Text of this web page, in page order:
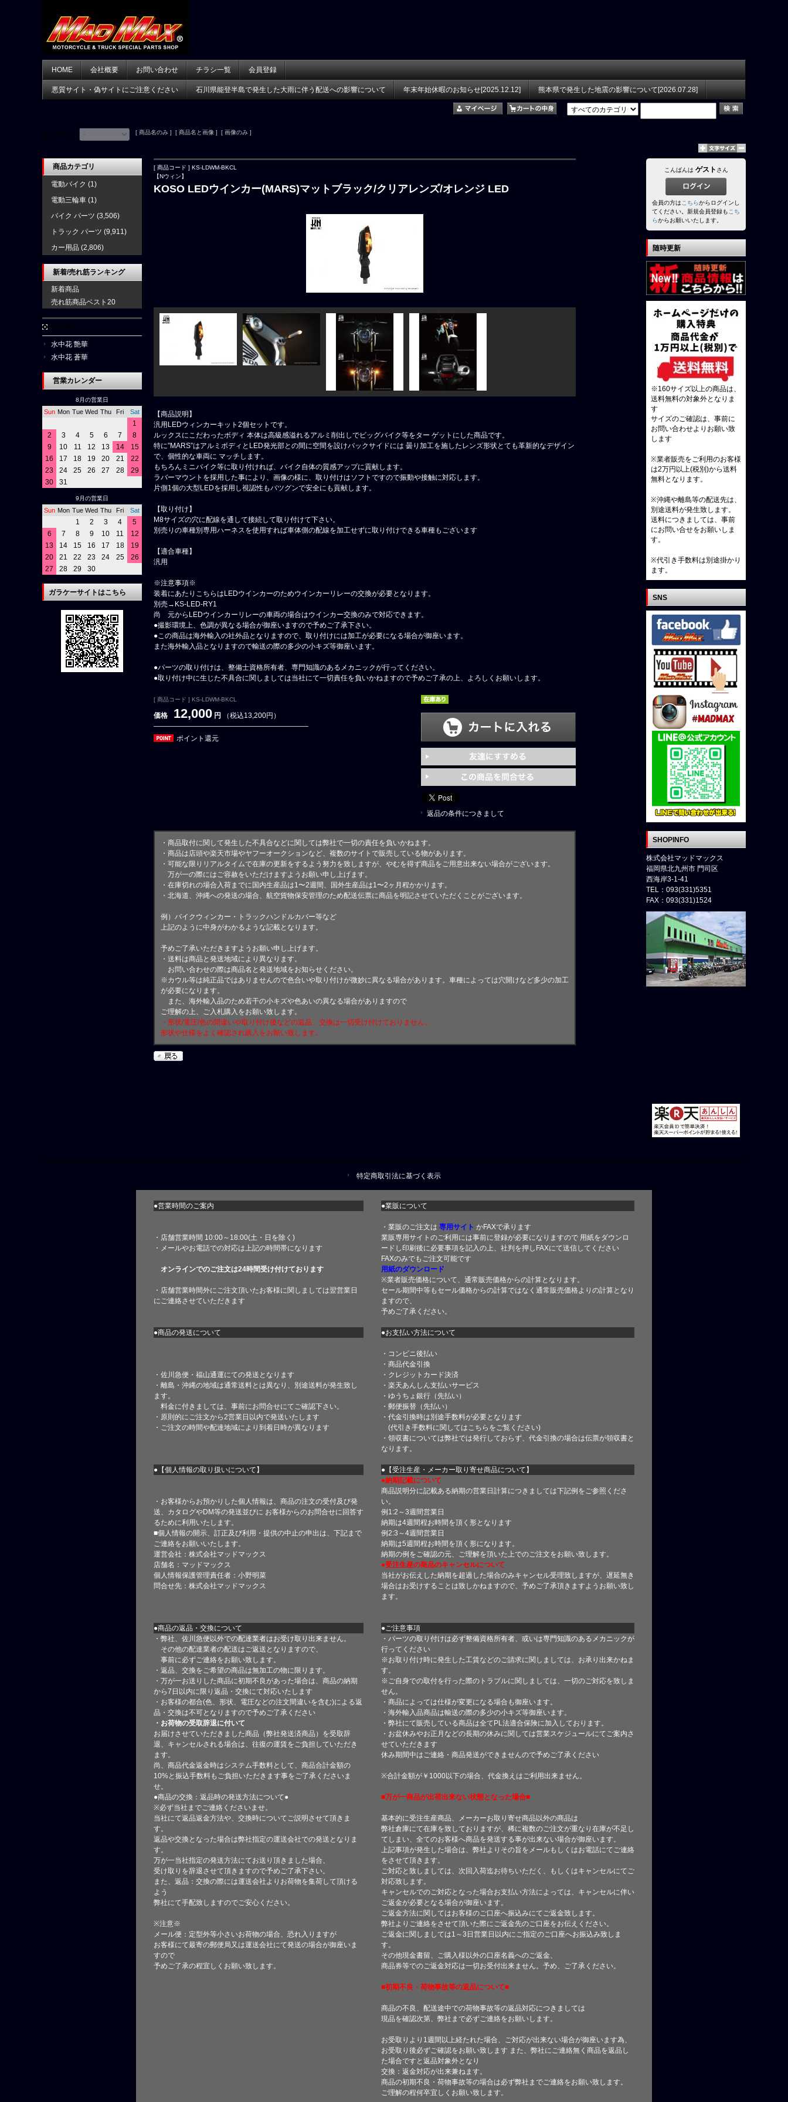
HOME 会社概要 お問い合わせ チラシ一覧 会員登録
悪質サイト・偽サイトにご注意ください 石川県能登半島で発生した大雨に伴う配送への影響について 年末年始休暇のお知らせ[2025.12.12] 熊本県で発生した地震の影響について[2026.07.28]
[ 商品名のみ ] [ 商品名と画像 ] [ 画像のみ ]
[ 商品コード ] KS-LDWM-BKCL
【Nウィン】
KOSO LEDウインカー(MARS)マットブラック/クリアレンズ/オレンジ LED
【商品説明】
汎用LEDウィンカーキット2個セットです。
ルックスにこだわったボディ 本体は高級感溢れるアルミ削出しでビッグバイク等をター ゲットにした商品です。
特に”MARS”はアルミボディとLED発光部との間に空間を設けバックサイドには 曇り加工を施したレンズ形状とても革新的なデザイン
で、個性的な車両に マッチします。
もちろんミニバイク等に取り付ければ、バイク自体の質感アップに貢献します。
ラバーマウントを採用した事により、画像の様に、取り付けはソフトですので振動や接触に対応します。
片側1個の大型LEDを採用し視認性もバツグンで安全にも貢献します。
【取り付け】
M8サイズの穴に配線を通して接続して取り付けて下さい。
別売りの車種別専用ハーネスを使用すれば車体側の配線を加工せずに取り付けできる車種もございます
【適合車種】
汎用
※注意事項※
装着にあたりこちらはLEDウインカーのためウインカーリレーの交換が必要となります。
別売→KS-LED-RY1
尚 元からLEDウインカーリレーの車両の場合はウインカー交換のみで対応できます。
●撮影環境上、色調が異なる場合が御座いますので予めご了承下さい。
●この商品は海外輸入の社外品となりますので、取り付けには加工が必要になる場合が御座います。
また海外輸入品となりますので輸送の際の多少の小キズ等御座います。
●パーツの取り付けは、整備士資格所有者、専門知識のあるメカニックが行ってください。
●取り付け中に生じた不具合に関しましては当社にて一切責任を負いかねますので予めご了承の上、よろしくお願いします。
[ 商品コード ] KS-LDWM-BKCL
価格 12,000 円 （税込13,200円）
ポイント還元
返品の条件につきまして
・商品取付に関して発生した不具合などに関しては弊社で一切の責任を負いかねます。
・商品は店頭や楽天市場やヤフーオークションなど、複数のサイトで販売している物があります。
・可能な限りリアルタイムで在庫の更新をするよう努力を致しますが、やむを得ず商品をご用意出来ない場合がございます。
万が一の際にはご容赦をいただけますようお願い申し上げます。
・在庫切れの場合入荷までに国内生産品は1〜2週間、国外生産品は1〜2ヶ月程かかります。
・北海道、沖縄への発送の場合、航空貨物保安管理のため配送伝票に商品を明記させていただくことがございます。
例）バイクウィンカー・トラックハンドルカバー等など
上記のように中身がわかるような記載となります。
予めご了承いただきますようお願い申し上げます。
・送料は商品と発送地域により異なります。
お問い合わせの際は商品名と発送地域をお知らせください。
※カウル等は純正品ではありませんので色合いや取り付けが微妙に異なる場合があります。車種によっては穴開けなど多少の加工
が必要になります。
また、海外輸入品のため若干の小キズや色あいの異なる場合がありますので
ご理解の上、ご入札購入をお願い致します。
・形状/電圧/色の間違いや取り付け後などの返品、交換は一切受け付けておりません。
形状や仕様をよく確認され購入をお願い致します。
商品カテゴリ
電動バイク (1)
電動三輪車 (1)
バイク パーツ (3,506)
トラック パーツ (9,911)
カー用品 (2,806)
新着/売れ筋ランキング
新着商品
売れ筋商品ベスト20
水中花 艶華
水中花 蒼華
営業カレンダー
8月の営業日
Sun Mon Tue Wed Thu Fri Sat
1
2
3 4 5 6 7
8
9
10 11 12 13 14
15
16
17 18 19 20 21
22
23
24 25 26 27 28
29
30
31
9月の営業日
Sun Mon Tue Wed Thu Fri Sat
1 2 3 4
5
6
7 8 9 10 11
12
13
14 15 16 17 18
19
20
21 22 23 24 25
26
27
28 29 30
ガラケーサイトはこちら
こんばんは ゲスト さん
会員の方はこちらからログインし
てください。新規会員登録もこち
らからお願いいたします。
随時更新
※160サイズ以上の商品は、
送料無料の対象外となりま
す
サイズのご確認は、事前に
お問い合わせよりお願い致
します
※業者販売をご利用のお客様
は2万円以上(税別)から送料
無料となります。
※沖縄や離島等の配送先は、
別途送料が発生致します。
送料につきましては、事前
にお問い合せをお願いしま
す。
※代引き手数料は別途掛かり
ます。
SNS
SHOPINFO
株式会社マッドマックス
福岡県北九州市 門司区
西海岸3-1-41
TEL：093(331)5351
FAX：093(331)1524
特定商取引法に基づく表示
●営業時間のご案内 ●業販について
・店舗営業時間 10:00～18:00(土・日を除く)
・メールやお電話での対応は上記の時間帯になります
オンラインでのご注文は24時間受け付けております
・店舗営業時間外にご注文頂いたお客様に関しましては翌営業日
にご連絡させていただきます
・業販のご注文は 専用サイト かFAXで承ります
業販専用サイトのご利用には事前に登録が必要になりますので 用紙をダウンロ
ードし印刷後に必要事項を記入の上、社判を押しFAXにて送信してください
FAXのみでもご注文可能です
用紙のダウンロード
※業者販売価格について、通常販売価格からの計算となります。
セール期間中等もセール価格からの計算ではなく通常販売価格よりの計算となり
ますので、
予めご了承ください。
●商品の発送について ●お支払い方法について
・佐川急便・福山通運にての発送となります
・離島・沖縄の地域は通常送料とは異なり、別途送料が発生致し
ます。
料金に付きましては、事前にお問合せにてご確認下さい。
・原則的にご注文から2営業日以内で発送いたします
・ご注文の時間や配達地域により到着日時が異なります
・コンビニ後払い
・商品代金引換
・クレジットカード決済
・楽天あんしん支払いサービス
・ゆうちょ銀行（先払い）
・郵便振替（先払い）
・代金引換時は別途手数料が必要となります
(代引き手数料に関してはこちら をご覧ください)
・領収書については弊社では発行しておらず、代金引換の場合は伝票が領収書と
なります。
●【個人情報の取り扱いについて】 ●【受注生産・メーカー取り寄せ商品について】
・お客様からお預かりした個人情報は、商品の注文の受付及び発
送、カタログやDM等の発送並びに お客様からのお問合せに回答す
るために利用いたします。
■個人情報の開示、訂正及び利用・提供の中止の申出は、下記まで
ご連絡をお願いいたします。
運営会社：株式会社マッドマックス
店舗名：マッドマックス
個人情報保護管理責任者：小野明菜
問合せ先：株式会社マッドマックス
●納期記載について
商品説明分に記載ある納期の営業日計算につきましては下記例をご参照くださ
い。
例1:2～3週間営業日
納期は4週間程お時間を頂く形となります
例2:3～4週間営業日
納期は5週間程お時間を頂く形になります。
納期の例をご確認の元、ご理解を頂いた上でのご注文をお願い致します。
●受注生産の商品のキャンセルについて
当社がお伝えした納期を超過した場合のみキャンセル受理致しますが、遅延無き
場合はお受けすることは致しかねますので、予めご了承頂きますようお願い致し
ます。
●商品の返品・交換について
●ご注意事項
・弊社、佐川急便以外での配達業者はお受け取り出来ません。
その他の配達業者の配送はご返送となりますので、
事前に必ずご連絡をお願い致します。
・返品、交換をご希望の商品は無加工の物に限ります。
・万が一お送りした商品に初期不良があった場合は、商品の納期
から7日以内に限り返品・交換にて対応いたします
・お客様の都合(色、形状、電圧などの注文間違いを含む)による返
品・交換は不可となりますので予めご了承ください
・お荷物の受取辞退に付いて
お届けさせていただきました商品（弊社発送済商品）を受取辞
退、キャンセルされる場合は、往復の運賃をご負担していただき
ます。
尚、商品代金返金時はシステム手数料として、商品合計金額の
10%と振込手数料もご負担いただきます事をご了承くださいま
せ。
●商品の交換：返品時の発送方法について●
※必ず当社までご連絡くださいませ。
当社にて返品返金方法や、交換時についてご説明させて頂きま
す。
返品や交換となった場合は弊社指定の運送会社での発送となりま
す。
万が一当社指定の発送方法にてお送り頂きました場合、
受け取りを辞退させて頂きますので予めご了承下さい。
また、返品：交換の際には運送会社よりお荷物を集荷して頂ける
よう
弊社にて手配致しますのでご安心ください。
※注意※
メール便：定型外等小さいお荷物の場合、恐れ入りますが
お客様にて最寄の郵便局又は運送会社にて発送の場合が御座いま
すので
予めご了承の程宜しくお願い致します。
・パーツの取り付けは必ず整備資格所有者、或いは専門知識のあるメカニックが
行ってください
※お取り付け時に発生した工賃などのご請求に関しましては、お承り出来かねま
す。
※ご自身での取付を行った際のトラブルに関しましては、一切のご対応を致しま
せん。
・商品によっては仕様が変更になる場合も御座います。
・海外輸入品商品は輸送の際の多少の小キズ等御座います。
・弊社にて販売している商品は全てPL法適合保険に加入しております。
・お盆休みやお正月などの長期の休みに関しては営業スケジュールにてご案内さ
せていただきます
休み期間中はご連絡・商品発送ができませんので予めご了承ください
※合計金額が￥1000以下の場合、代金換えはご利用出来ません。
■万が一商品が出荷出来ない状態となった場合■
基本的に受注生産商品、メーカーお取り寄せ商品以外の商品は
弊社倉庫にて在庫を致しておりますが、稀に複数のご注文が重なり在庫が不足し
てしまい、全てのお客様へ商品を発送する事が出来ない場合が御座います。
上記事項が発生した場合は、弊社よりその旨をメールもしくはお電話にてご連絡
をさせて頂きます。
ご対応と致しましては、次回入荷迄お待ちいただく、もしくはキャンセルにてご
対応致します。
キャンセルでのご対応となった場合お支払い方法によっては、キャンセルに伴い
ご返金が必要となる場合が御座います。
ご返金方法に関してはお客様のご口座へ振込みにてご返金致します。
弊社よりご連絡をさせて頂いた際にご返金先のご口座をお伝えください。
ご返金に関しましては1～3日営業日以内にご指定のご口座へお振込み致しま
す。
その他現金書留、ご購入様以外の口座名義へのご返金、
商品券等でのご返金対応は一切お受付出来ません。予め、ご了承ください。
■初期不良・荷物事故等の返品について■
商品の不良、配送途中での荷物事故等の返品対応につきましては
現品を確認次第、弊社まで必ずご連絡をお願いします。
お受取りより1週間以上経たれた場合、ご対応が出来ない場合が御座います為、
お受取り後必ずご確認をお願い致します また、弊社にご連絡無く商品を返品し
た場合ですと返品対象外となり
交換：返金対応が出来兼ねます。
商品の初期不良・荷物事故等の場合は必ず弊社までご連絡をお願い致します。
ご理解の程何卒宜しくお願い致します。